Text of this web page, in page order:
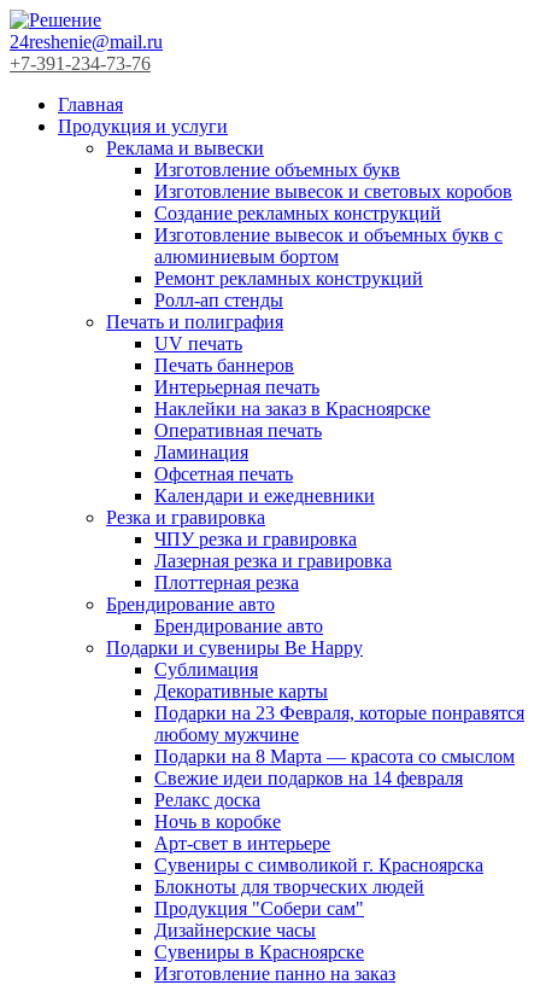
24reshenie@mail.ru
+7-391-234-73-76
Главная
Продукция и услуги
Реклама и вывески
Изготовление объемных букв
Изготовление вывесок и световых коробов
Создание рекламных конструкций
Изготовление вывесок и объемных букв с
алюминиевым бортом
Ремонт рекламных конструкций
Ролл-ап стенды
Печать и полиграфия
UV печать
Печать баннеров
Интерьерная печать
Наклейки на заказ в Красноярске
Оперативная печать
Ламинация
Офсетная печать
Календари и ежедневники
Резка и гравировка
ЧПУ резка и гравировка
Лазерная резка и гравировка
Плоттерная резка
Брендирование авто
Брендирование авто
Подарки и сувениры Be Happy
Сублимация
Декоративные карты
Подарки на 23 Февраля, которые понравятся
любому мужчине
Подарки на 8 Марта — красота со смыслом
Свежие идеи подарков на 14 февраля
Релакс доска
Ночь в коробке
Арт-свет в интерьере
Сувениры с символикой г. Красноярска
Блокноты для творческих людей
Продукция "Собери сам"
Дизайнерские часы
Сувениры в Красноярске
Изготовление панно на заказ